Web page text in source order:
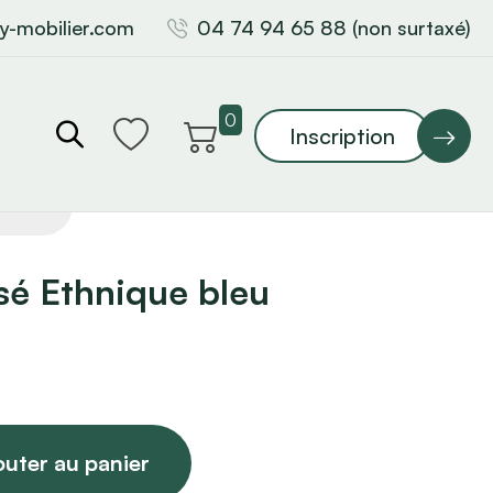
mobilier.com 04 74 94 65 88 (non surtaxé)
0
Inscription
Ethnique bleu
au panier